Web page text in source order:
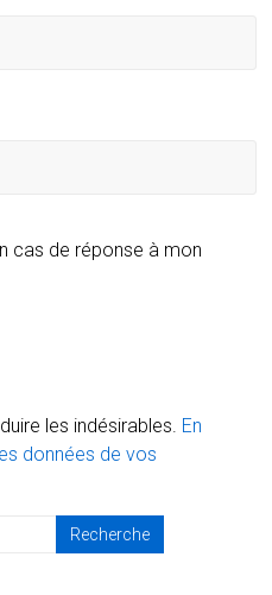
cas de réponse à mon
les indésirables. En
données de vos